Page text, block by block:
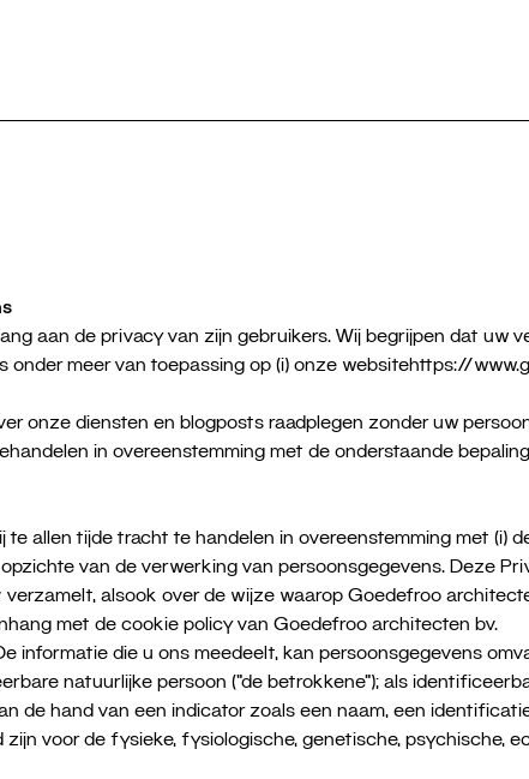
aan de privacy van zijn gebruikers. Wij begrijpen dat uw
onder meer van toepassing op (i) onze websitehttps://
onze diensten en blogposts raadplegen zonder uw
in overeenstemming met de onderstaande
allen tijde tracht te handelen in overeenstemming met (i)
van de verwerking van persoonsgegevens. Deze
alsook over de wijze waarop Goedefroo
met de cookie policy van Goedefroo architecten bv.
informatie die u ons meedeelt, kan persoonsgegevens
natuurlijke persoon (“de betrokkene”); als
de hand van een indicator zoals een naam, een
voor de fysieke, fysiologische, genetische, psychische,